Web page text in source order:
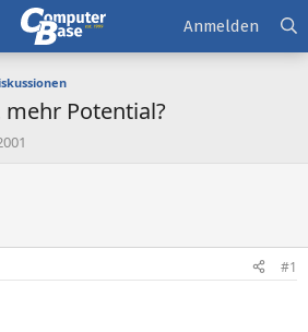
Anmelden
mehr Potential?
#1